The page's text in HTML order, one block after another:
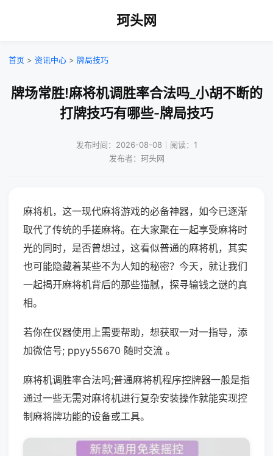
珂头网
首页 > 资讯中心 > 牌局技巧
牌场常胜!麻将机调胜率合法吗_小胡不断的
打牌技巧有哪些-牌局技巧
发布时间：2026-08-08｜阅读：1
发布者：珂头网
麻将机，这一现代麻将游戏的必备神器，如今已逐渐
取代了传统的手搓麻将。在大家聚在一起享受麻将时
光的同时，是否曾想过，这看似普通的麻将机，其实
也可能隐藏着某些不为人知的秘密？今天，就让我们
一起揭开麻将机背后的那些猫腻，探寻输钱之谜的真
相。
若你在仪器使用上需要帮助，想获取一对一指导，添
加微信号; ppyy55670 随时交流 。
麻将机调胜率合法吗;普通麻将机程序控牌器一般是指
通过一些无需对麻将机进行复杂安装操作就能实现控
制麻将牌功能的设备或工具。